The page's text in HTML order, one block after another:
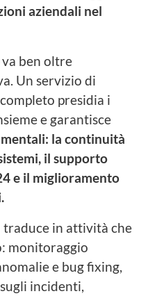
aziendali nel
ben oltre
Un servizio di
presidia i
e garantisce
la continuità
il supporto
e il miglioramento
traduce in attività che
monitoraggio
e bug fixing,
incidenti,